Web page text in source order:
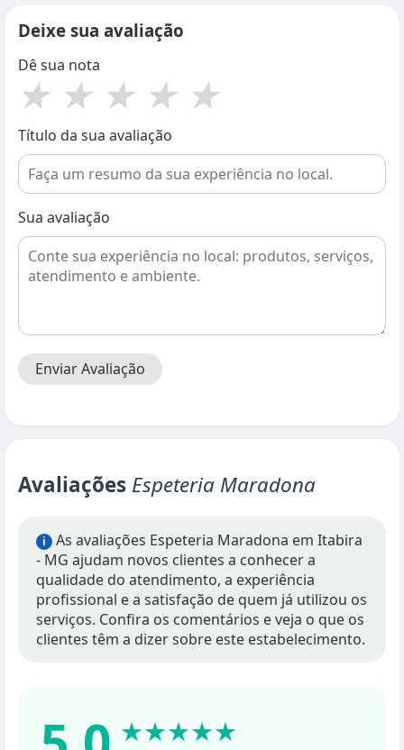
Deixe sua avaliação
Dê sua nota
★ ★ ★ ★ ★
Título da sua avaliação
Sua avaliação
Enviar Avaliação
Avaliações Espeteria Maradona
i
As avaliações Espeteria Maradona em Itabira
- MG ajudam novos clientes a conhecer a
qualidade do atendimento, a experiência
profissional e a satisfação de quem já utilizou os
serviços. Confira os comentários e veja o que os
clientes têm a dizer sobre este estabelecimento.
★★★★★